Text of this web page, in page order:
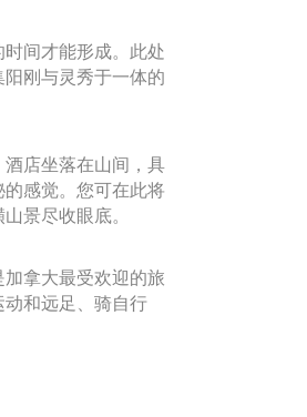
间才能形成。此处
刚与灵秀于一体的
店坐落在山间，具
感觉。您可在此将
景尽收眼底。
拿大最受欢迎的旅
和远足、骑自行